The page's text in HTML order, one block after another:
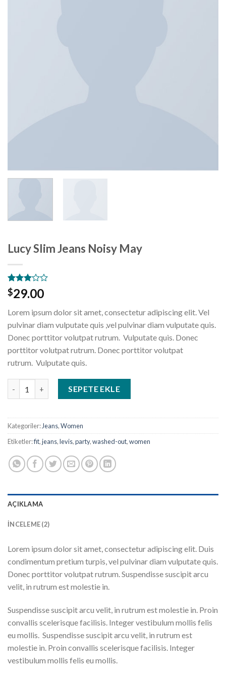
Lucy Slim Jeans Noisy May
2
müşteri
puanına
5
üzerinden
3.00
puan
$29.00
Lorem ipsum dolor sit amet, consectetur adipiscing elit. Vel
pulvinar diam vulputate quis ,vel pulvinar diam vulputate quis.
Donec porttitor volutpat rutrum. Vulputate quis. Donec
porttitor volutpat rutrum. Donec porttitor volutpat
rutrum. Vulputate quis.
SEPETE EKLE
Kategoriler:Jeans,Women
Etiketler:fit,jeans,levis,party,washed-out,women
AÇIKLAMA
İNCELEME (2)
Lorem ipsum dolor sit amet, consectetur adipiscing elit. Duis
condimentum pretium turpis, vel pulvinar diam vulputate quis.
Donec porttitor volutpat rutrum. Suspendisse suscipit arcu
velit, in rutrum est molestie in.
Suspendisse suscipit arcu velit, in rutrum est molestie in. Proin
convallis scelerisque facilisis. Integer vestibulum mollis felis
eu mollis. Suspendisse suscipit arcu velit, in rutrum est
molestie in. Proin convallis scelerisque facilisis. Integer
vestibulum mollis felis eu mollis.